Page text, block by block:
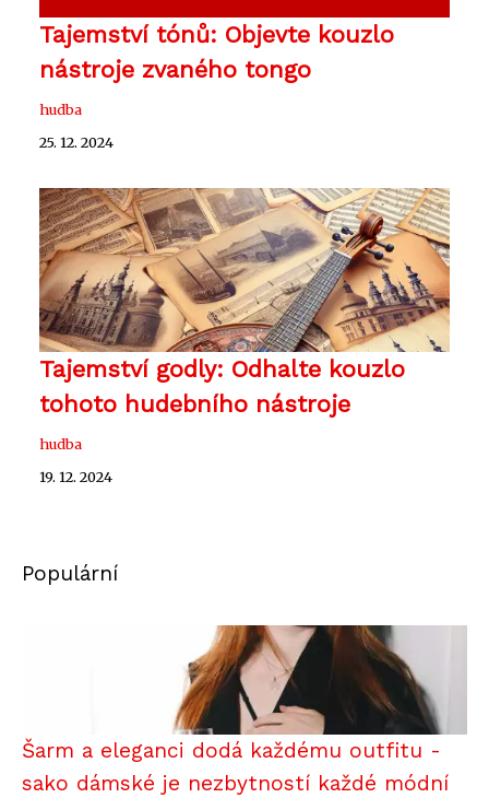
Tajemství tónů: Objevte kouzlo
nástroje zvaného tongo
hudba
25. 12. 2024
Tajemství godly: Odhalte kouzlo
tohoto hudebního nástroje
hudba
19. 12. 2024
Populární
Šarm a eleganci dodá každému outfitu -
sako dámské je nezbytností každé módní